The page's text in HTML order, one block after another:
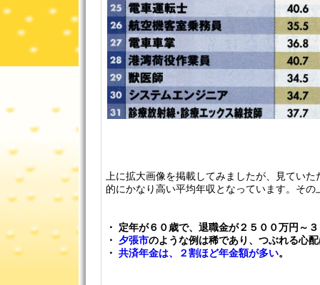
上に拡大画像を掲載してみましたが、見てい
的にかなり高い平均年収となっています。その
・ 定年が６０歳で、退職金が２５００万円～
・ 夕張市のような例は稀であり、つぶれる心
・ 共済年金は、２割ほど年金額が多い。